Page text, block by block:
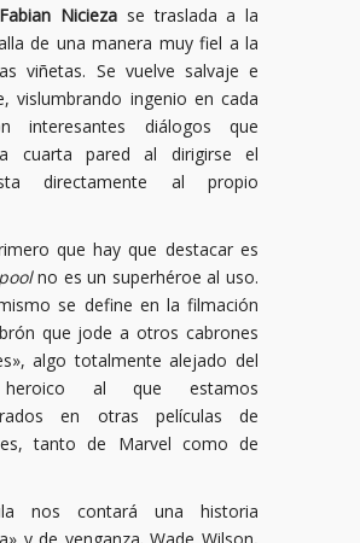
Fabian Nicieza se traslada a la
de una manera muy fiel a la
viñetas. Se vuelve salvaje e
vislumbrando ingenio en cada
interesantes diálogos que
cuarta pared al dirigirse el
directamente al propio
que hay que destacar es
no es un superhéroe al uso.
se define en la filmación
que jode a otros cabrones
algo totalmente alejado del
heroico al que estamos
en otras películas de
tanto de Marvel como de
nos contará una historia